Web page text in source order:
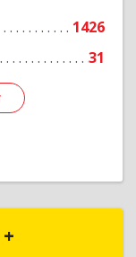
1426
31
"АиБ +